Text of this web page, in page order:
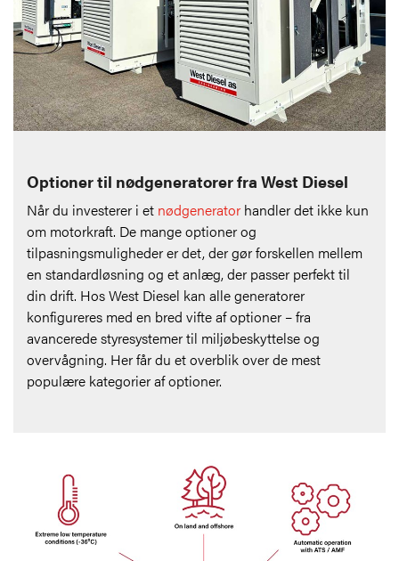
Optioner til nødgeneratorer fra West Diesel
Når du investerer i et nødgenerator handler det ikke kun
om motorkraft. De mange optioner og
tilpasningsmuligheder er det, der gør forskellen mellem
en standardløsning og et anlæg, der passer perfekt til
din drift. Hos West Diesel kan alle generatorer
konfigureres med en bred vifte af optioner – fra
avancerede styresystemer til miljøbeskyttelse og
overvågning. Her får du et overblik over de mest
populære kategorier af optioner.